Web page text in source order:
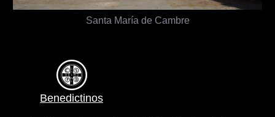
Santa María de Cambre
Benedictinos